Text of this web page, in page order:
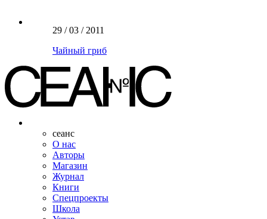
29 / 03 / 2011
Чайный гриб
сеанс
О нас
Авторы
Магазин
Журнал
Книги
Спецпроекты
Школа